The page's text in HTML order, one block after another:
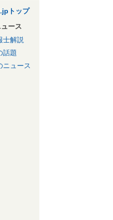
トップ
ース
士解説
話題
ニュース